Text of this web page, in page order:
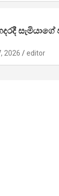
2026 editor